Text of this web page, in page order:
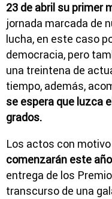
23 de abril su primer
jornada marcada de
lucha, en este caso
democracia, pero
una treintena de
tiempo, además,
se espera que luzca
grados.
Los actos con
comenzarán este
entrega de los
transcurso de una